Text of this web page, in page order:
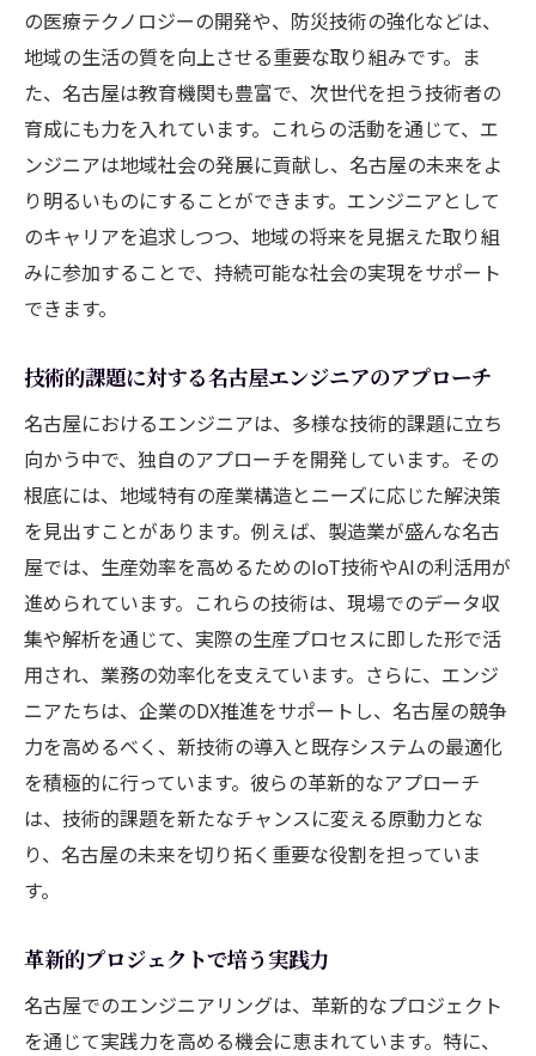
の医療テクノロジーの開発や、防災技術の強化などは、
地域の生活の質を向上させる重要な取り組みです。ま
た、名古屋は教育機関も豊富で、次世代を担う技術者の
育成にも力を入れています。これらの活動を通じて、エ
ンジニアは地域社会の発展に貢献し、名古屋の未来をよ
り明るいものにすることができます。エンジニアとして
のキャリアを追求しつつ、地域の将来を見据えた取り組
みに参加することで、持続可能な社会の実現をサポート
できます。
技術的課題に対する名古屋エンジニアのアプローチ
名古屋におけるエンジニアは、多様な技術的課題に立ち
向かう中で、独自のアプローチを開発しています。その
根底には、地域特有の産業構造とニーズに応じた解決策
を見出すことがあります。例えば、製造業が盛んな名古
屋では、生産効率を高めるためのIoT技術やAIの利活用が
進められています。これらの技術は、現場でのデータ収
集や解析を通じて、実際の生産プロセスに即した形で活
用され、業務の効率化を支えています。さらに、エンジ
ニアたちは、企業のDX推進をサポートし、名古屋の競争
力を高めるべく、新技術の導入と既存システムの最適化
を積極的に行っています。彼らの革新的なアプローチ
は、技術的課題を新たなチャンスに変える原動力とな
り、名古屋の未来を切り拓く重要な役割を担っていま
す。
革新的プロジェクトで培う実践力
名古屋でのエンジニアリングは、革新的なプロジェクト
を通じて実践力を高める機会に恵まれています。特に、